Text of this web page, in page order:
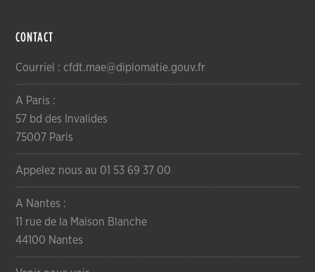
CONTACT
Courriel : cfdt.mae@diplomatie.gouv.fr
A Paris :
57 bd des Invalides
75007 Paris
Appelez nous au 01 53 69 37 00
A Nantes :
11 rue de la Maison Blanche
44100 Nantes